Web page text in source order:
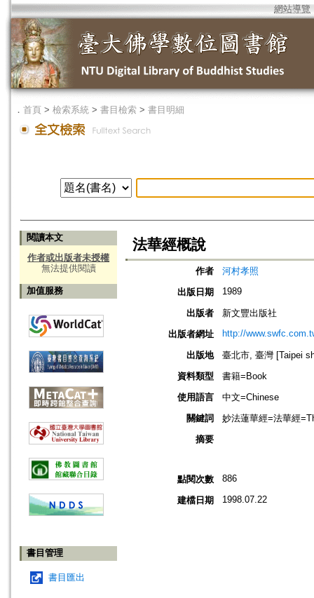
網站導覽
． 首頁 > 檢索系統 > 書目檢索 > 書目明細
閱讀本文
作者或出版者未授權
無法提供閱讀
加值服務
書目管理
書目匯出
法華經概說
作者
河村孝照
出版日期
1989
出版者
新文豐出版社
出版者網址
http://
出版地
臺北市, 臺灣 [Taipei
資料類型
書籍=Book
使用語言
中文=Chinese
關鍵詞
妙法蓮華經=法華經
摘要
點閱次數 886
建檔日期 1998.07.22